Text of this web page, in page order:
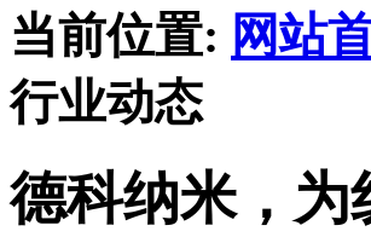
当前位置: 网站
行业动态
德科纳米，为